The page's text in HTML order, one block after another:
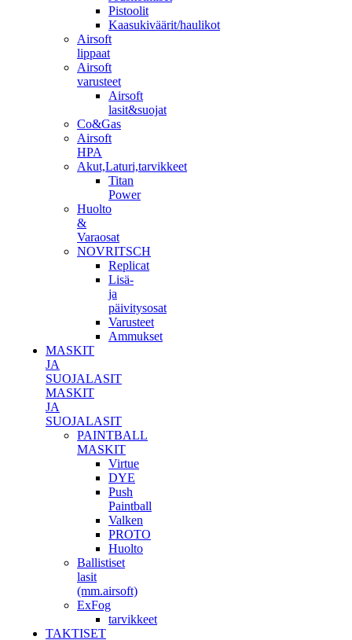
Pistoolit
Kaasukiväärit/haulikot
Airsoft
lippaat
Airsoft
varusteet
Airsoft
lasit&suojat
Co&Gas
Airsoft
HPA
Akut,Laturi,tarvikkeet
Titan
Power
Huolto
&
Varaosat
NOVRITSCH
Replicat
Lisä-
ja
päivitysosat
Varusteet
Ammukset
MASKIT
JA
SUOJALASIT
MASKIT
JA
SUOJALASIT
PAINTBALL
MASKIT
Virtue
DYE
Push
Paintball
Valken
PROTO
Huolto
Ballistiset
lasit
(mm.airsoft)
ExFog
tarvikkeet
TAKTISET